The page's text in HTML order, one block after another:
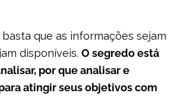
que as informações sejam
disponíveis. O segredo está
por que analisar e
atingir seus objetivos com